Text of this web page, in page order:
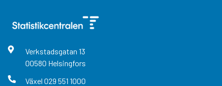
Verkstadsgatan 13
00580 Helsingfors
Växel 029 551 1000